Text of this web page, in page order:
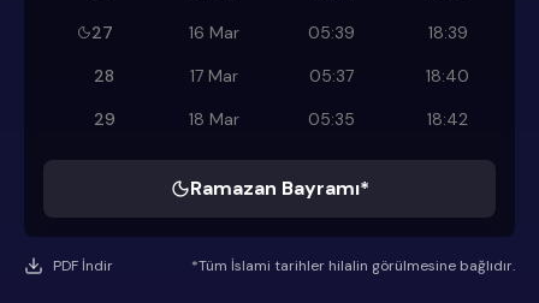
27
16 Mar 05:39
18:39
28
17 Mar 05:37
18:40
29
18 Mar 05:35 18:42
Ramazan Bayramı*
PDF İndir *Tüm İslami tarihler hilalin görülmesine bağlıdır.